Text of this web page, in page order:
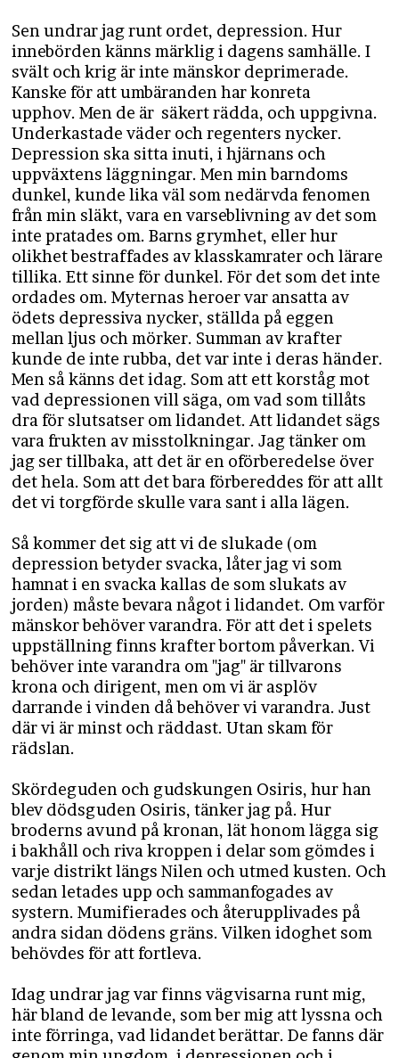
Sen undrar jag runt ordet, depression. Hur
innebörden känns märklig i dagens samhälle. I
svält och krig är inte mänskor deprimerade.
Kanske för att umbäranden har konreta
upphov. Men de är säkert rädda, och uppgivna.
Underkastade väder och regenters nycker.
Depression ska sitta inuti, i hjärnans och
uppväxtens läggningar. Men min barndoms
dunkel, kunde lika väl som nedärvda fenomen
från min släkt, vara en varseblivning av det som
inte pratades om. Barns grymhet, eller hur
olikhet bestraffades av klasskamrater och lärare
tillika. Ett sinne för dunkel. För det som det inte
ordades om. Myternas heroer var ansatta av
ödets depressiva nycker, ställda på eggen
mellan ljus och mörker. Summan av krafter
kunde de inte rubba, det var inte i deras händer.
Men så känns det idag. Som att ett korståg mot
vad depressionen vill säga, om vad som tillåts
dra för slutsatser om lidandet. Att lidandet sägs
vara frukten av misstolkningar. Jag tänker om
jag ser tillbaka, att det är en oförberedelse över
det hela. Som att det bara förbereddes för att allt
det vi torgförde skulle vara sant i alla lägen.
Så kommer det sig att vi de slukade (om
depression betyder svacka, låter jag vi som
hamnat i en svacka kallas de som slukats av
jorden) måste bevara något i lidandet. Om varför
mänskor behöver varandra. För att det i spelets
uppställning finns krafter bortom påverkan. Vi
behöver inte varandra om "jag" är tillvarons
krona och dirigent, men om vi är asplöv
darrande i vinden då behöver vi varandra. Just
där vi är minst och räddast. Utan skam för
rädslan.
Skördeguden och gudskungen Osiris, hur han
blev dödsguden Osiris, tänker jag på. Hur
broderns avund på kronan, lät honom lägga sig
i bakhåll och riva kroppen i delar som gömdes i
varje distrikt längs Nilen och utmed kusten. Och
sedan letades upp och sammanfogades av
systern. Mumifierades och återupplivades på
andra sidan dödens gräns. Vilken idoghet som
behövdes för att fortleva.
Idag undrar jag var finns vägvisarna runt mig,
här bland de levande, som ber mig att lyssna och
inte förringa, vad lidandet berättar. De fanns där